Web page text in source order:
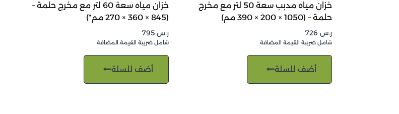
خزان مياه مدبب سعة 50 لتر مع مخرج
حلمة – (1050 × 200 × 390 مم)
ر.س726
شامل ضريبة القيمة المضافة
أضف للسلة
خزان مياه سعة 60 لتر مع مخرج حلمة –
(845 × 360 × 270 مم*)
ر.س795
شامل ضريبة القيمة المضافة
أضف للسلة